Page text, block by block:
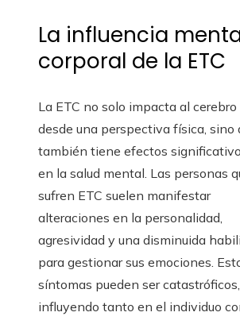
La influencia
corporal de la ETC
La ETC no solo impacta al cerebro
desde una perspectiva física, sino
también tiene efectos
en la salud mental. Las personas
sufren ETC suelen manifestar
alteraciones en la personalidad,
agresividad y una disminuida
para gestionar sus emociones.
síntomas pueden ser catastróficos,
influyendo tanto en el individuo